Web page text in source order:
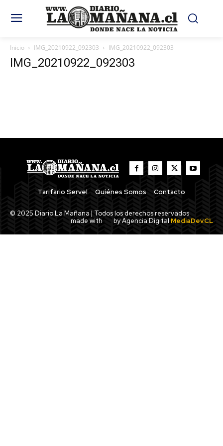
Inicio IMG_20210922_092303 IMG_20210922_092303
IMG_20210922_092303
Tarifario Servel Quiénes Somos Contacto
© 2025 Diario La Mañana | Todos los derechos reservados
made with
by Agencia Digital MediaDev.CL